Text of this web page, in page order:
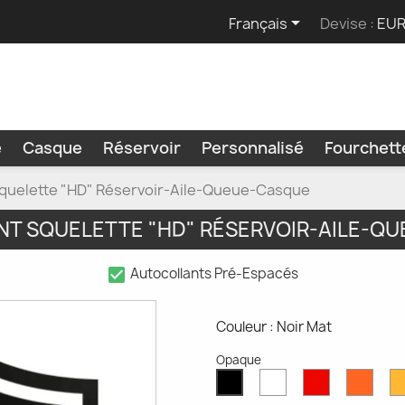
Français Devise :
Casque Réservoir Personnalisé
"HD" Réservoir-Aile-Queue-Casque
SQUELETTE "HD" RÉSERVOIR-AILE-
check_box Autocollants Pré-Espacés
Couleur : Noir Mat
Opaque
Mat
Mat
Mat
Mat